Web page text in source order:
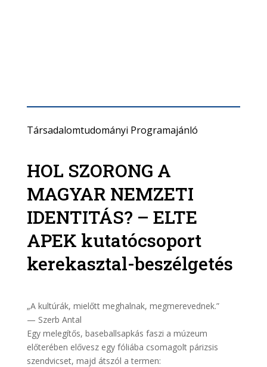
Társadalomtudományi Programajánló
HOL SZORONG A
MAGYAR NEMZETI
IDENTITÁS? – ELTE
APEK kutatócsoport
kerekasztal-beszélgetés
„A kultúrák, mielőtt meghalnak, megmerevednek.”
— Szerb Antal
Egy melegítős, baseballsapkás faszi a múzeum
előterében elővesz egy fóliába csomagolt párizsis
szendvicset, majd átszól a termen: